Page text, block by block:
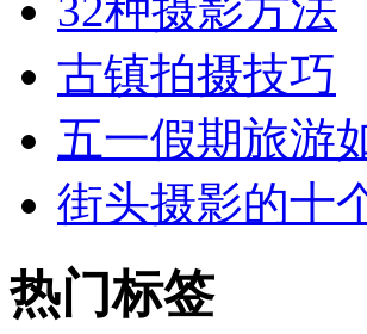
32种摄影方法
古镇拍摄技巧
五一假期旅游
街头摄影的十
热门标签